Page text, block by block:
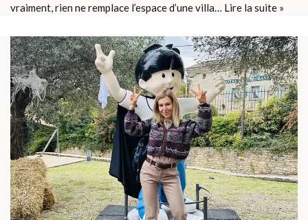
vraiment, rien ne remplace l’espace d’une villa… Lire la suite »